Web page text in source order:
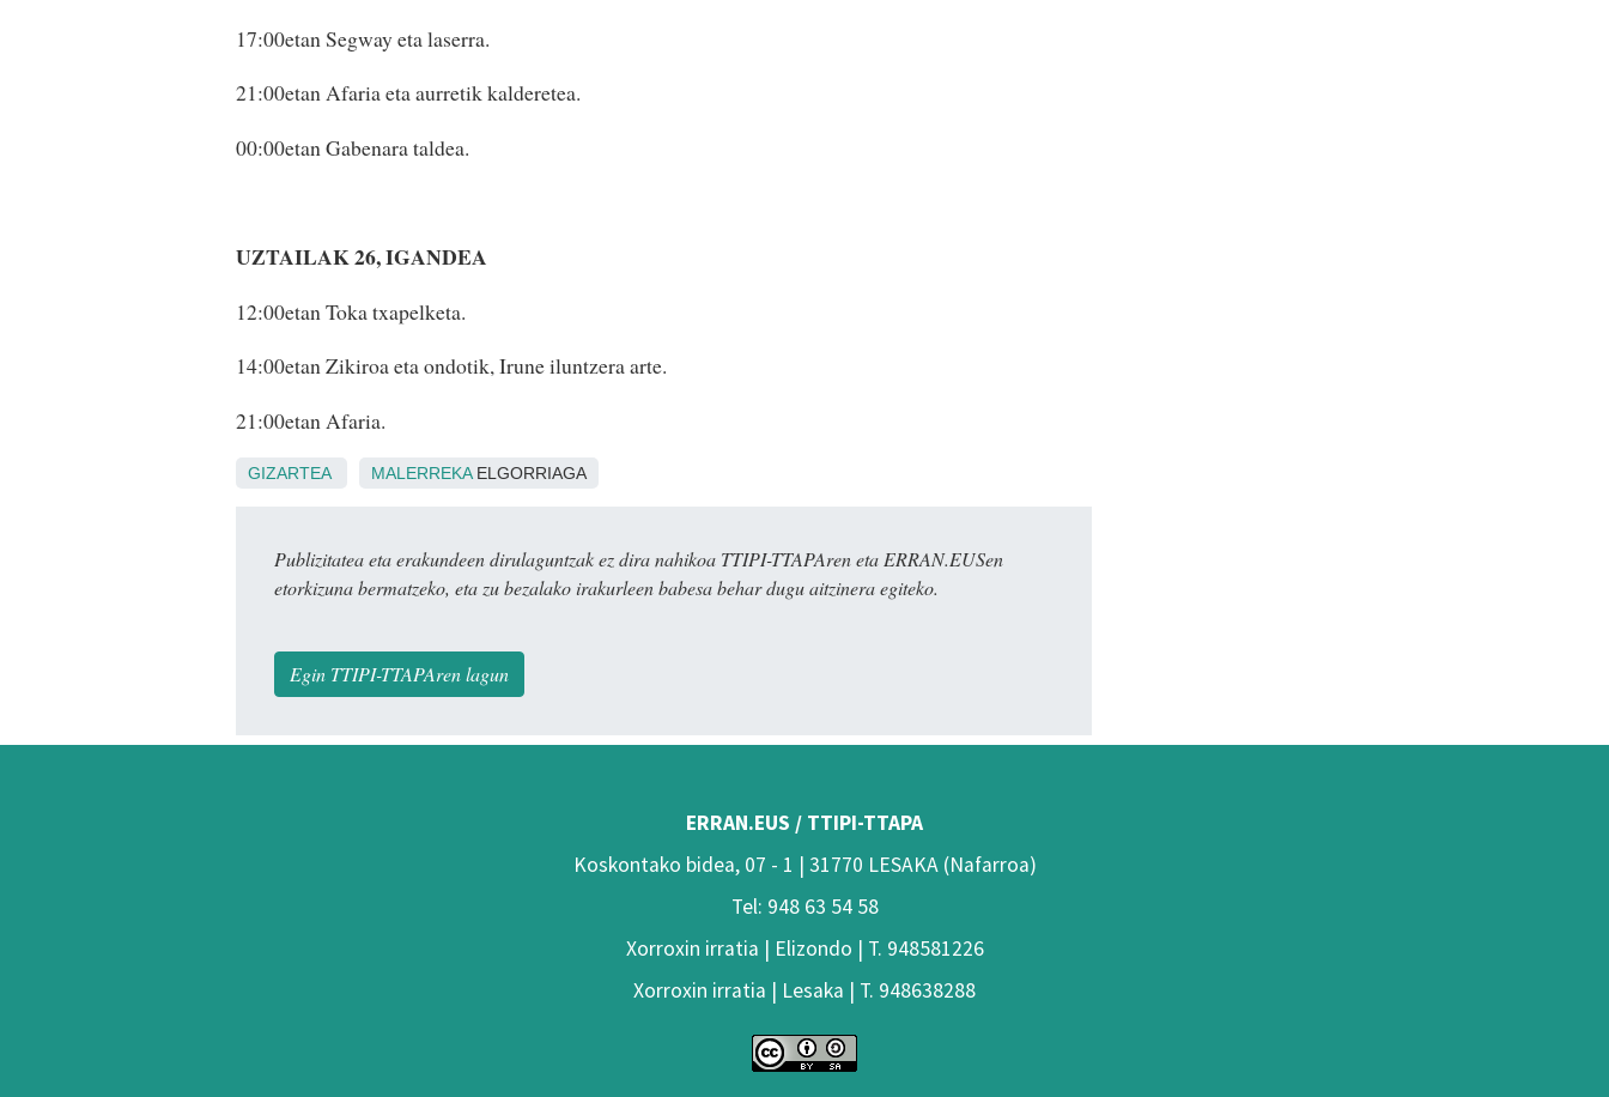
17:00etan Segway eta laserra.
21:00etan Afaria eta aurretik kalderetea.
00:00etan Gabenara taldea.
UZTAILAK 26, IGANDEA
12:00etan Toka txapelketa.
14:00etan Zikiroa eta ondotik, Irune iluntzera arte.
21:00etan Afaria.
GIZARTEA MALERREKAELGORRIAGA
Publizitatea eta erakundeen dirulaguntzak ez dira nahikoa TTIPI-TTAPAren eta ERRAN.EUSen
etorkizuna bermatzeko, eta zu bezalako irakurleen babesa behar dugu aitzinera egiteko.
Egin TTIPI-TTAPAren lagun
ERRAN.EUS / TTIPI-TTAPA
Koskontako bidea, 07 - 1 | 31770 LESAKA (Nafarroa)
Tel: 948 63 54 58
Xorroxin irratia | Elizondo | T. 948581226
Xorroxin irratia | Lesaka | T. 948638288